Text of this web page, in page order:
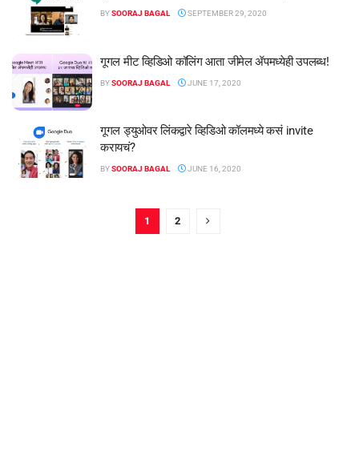
BYSOORAJ BAGAL SEPTEMBER 29, 2020
गूगल मीट व्हिडिओ कॉलिंग आता जीमेल ॲपमध्येही उपलब्ध!
BYSOORAJ BAGAL JUNE 17, 2020
गूगल ड्युओवर लिंकद्वारे व्हिडिओ कॉलमध्ये कसं invite
करायचं?
BYSOORAJ BAGAL JUNE 16, 2020
1 2